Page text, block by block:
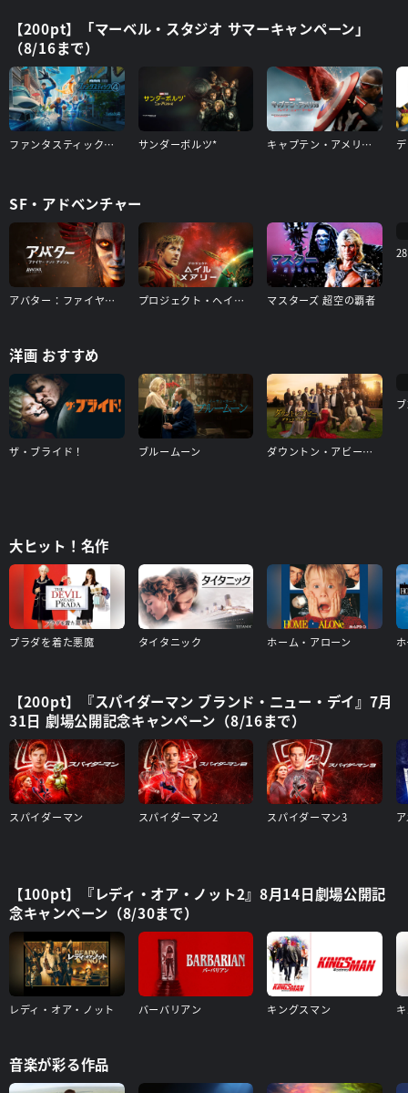
【200pt】「マーベル・スタジオ サマーキャンペーン」
（8/16まで）
ファンタスティック４：ファースト・ステップ サンダーボルツ* キャプテン・アメリカ：ブレイブ・ニュー・ワールド
SF・アドベンチャー
アバター：ファイヤー・アンド・アッシュ プロジェクト・ヘイル・メアリー マスターズ 超空の覇者
洋画 おすすめ
ザ・ブライド！ ブルームーン ダウントン・アビー／グランドフィナーレ
大ヒット！名作
プラダを着た悪魔 タイタニック ホーム・アローン
【200pt】『スパイダーマン ブランド・ニュー・デイ』7月
31日 劇場公開記念キャンペーン（8/16まで）
スパイダーマン スパイダーマン2 スパイダーマン3
【100pt】『レディ・オア・ノット2』8月14日劇場公開記
念キャンペーン（8/30まで）
レディ・オア・ノット バーバリアン キングスマン
音楽が彩る作品